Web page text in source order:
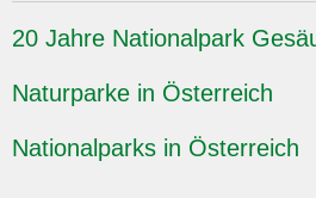
20 Jahre Nationalpark
Naturparke in Österreich
Nationalparks in Österreich